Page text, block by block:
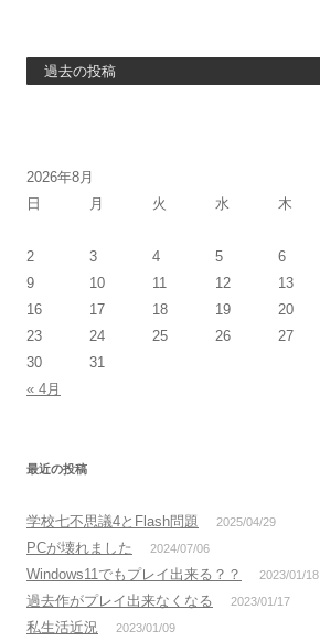
過去の投稿
2026年8月
日
月 火 水 木
2
3 4 5 6
9
10 11 12 13
16
17 18 19 20
23
24 25 26 27
30
31
« 4月
最近の投稿
学校七不思議4とFlash問題 2025/04/29
PCが壊れました 2024/07/06
Windows11でもプレイ出来る？？ 2023/01/18
過去作がプレイ出来なくなる 2023/01/17
私生活近況 2023/01/09